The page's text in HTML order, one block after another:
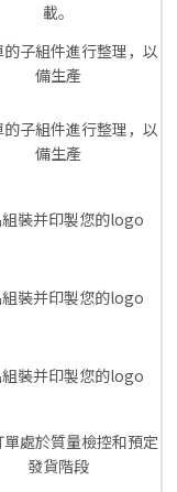
載。
的子組件進行整理，以
備生產
的子組件進行整理，以
備生產
裝并印製您的logo
裝并印製您的logo
裝并印製您的logo
單處於質量檢控和預定
發貨階段